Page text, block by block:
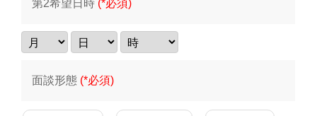
第2希望日時 (*必須)
面談形態 (*必須)